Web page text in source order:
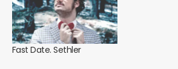
Fast Date. Sethler